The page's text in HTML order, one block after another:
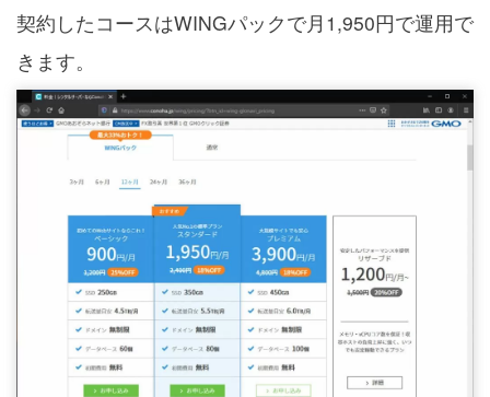
契約したコースはWINGパックで月1,950円で運用で
きます。